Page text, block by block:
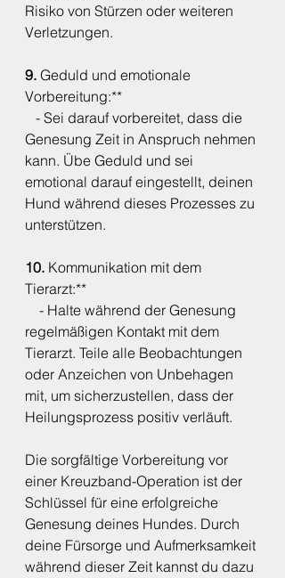
Risiko von Stürzen oder weiteren
Verletzungen.
9. Geduld und emotionale
Vorbereitung:**
- Sei darauf vorbereitet, dass die
Genesung Zeit in Anspruch nehmen
kann. Übe Geduld und sei
emotional darauf eingestellt, deinen
Hund während dieses Prozesses zu
unterstützen.
10. Kommunikation mit dem
Tierarzt:**
- Halte während der Genesung
regelmäßigen Kontakt mit dem
Tierarzt. Teile alle Beobachtungen
oder Anzeichen von Unbehagen
mit, um sicherzustellen, dass der
Heilungsprozess positiv verläuft.
Die sorgfältige Vorbereitung vor
einer Kreuzband-Operation ist der
Schlüssel für eine erfolgreiche
Genesung deines Hundes. Durch
deine Fürsorge und Aufmerksamkeit
während dieser Zeit kannst du dazu